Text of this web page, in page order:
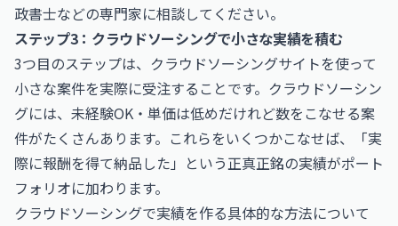
政書士などの専門家に相談してください。
ステップ3：クラウドソーシングで小さな実績を積む
3つ目のステップは、クラウドソーシングサイトを使って
小さな案件を実際に受注することです。クラウドソーシン
グには、未経験OK・単価は低めだけれど数をこなせる案
件がたくさんあります。これらをいくつかこなせば、「実
際に報酬を得て納品した」という正真正銘の実績がポート
フォリオに加わります。
クラウドソーシングで実績を作る具体的な方法について